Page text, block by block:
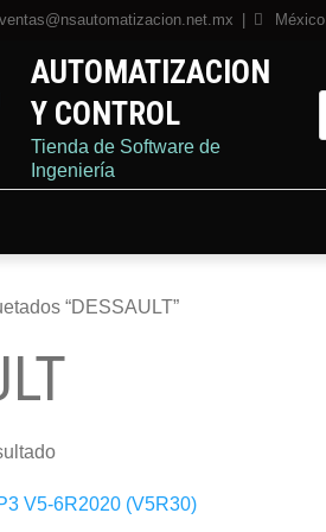
ventas@nsautomatizacion.net.mx México
AUTOMATIZACION
Y CONTROL
Tienda de Software de
Ingeniería
“DESSAULT”